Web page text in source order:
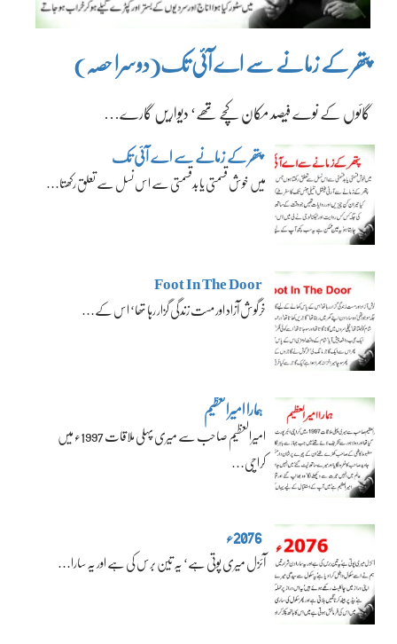
پتھر کے زمانے سے اے آئی تک(دوسرا حصہ)
گائوں کے نوے فیصد مکان کچے تھے‘ دیواریں گارے…
پتھر کے زمانے سے اے آئی تک
میں خوش قسمتی یا بدقسمتی سے اس نسل سے تعلق رکھتا…
Foot In The Door
خرگوش آزاد اور مست زندگی گزار رہا تھا‘ اس کے…
ہمارا امیرالعظیم
امیرالعظیم صاحب سے میری پہلی ملاقات 1997ء میں
کراچی…
2076ء
آئزل میری پوتی ہے‘ یہ تین برس کی ہے اور یہ سارا…